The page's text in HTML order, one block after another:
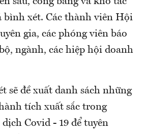
bình xét. Các thành viên Hội
gia, các phóng viên báo
ngành, các hiệp hội doanh
sẽ đề xuất danh sách những
tích xuất sắc trong
Covid - 19 để tuyên